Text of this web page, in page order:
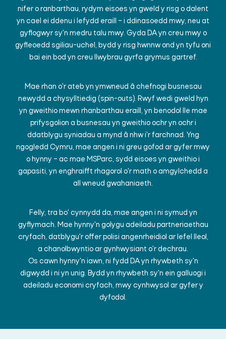
nifer o ranbarthau, rydym eisoes yn gweld y risg o dalent
yn cael ei ddenu i lefydd eraill – i ddinasoedd mwy, neu at
gyflogwyr sy'n medru talu mwy. Gyda DA yn creu mwy o
gyfleoedd sgiliau-uchel, bydd y risg hwnnw ond yn tyfu oni
bai ein bod yn creu llwybrau gyrfa grymus gartref.
Mae rhan o'r ateb yn ymwneud â chefnogi busnesau
newydd a chysylltiedig (spin-outs). Rwyf wedi gweld hyn
yn gweithio mewn rhanbarthau eraill, yn benodol lle mae
prifysgolion a busnesau yn gweithio ochr yn ochr i
ddatblygu syniadau a mynd â nhw i'r farchnad. Yng
ngogledd Cymru, mae angen i ni greu gofod ar gyfer mwy
o hynny – ac mae MSParc, sydd eisoes yn gweithio i
gapasiti, yn enghraifft rhagorol o'r math o amgylchedd a
all wneud gwahaniaeth.
Felly, tra bo' cynnydd da, mae angen i ni symud yn
gyflymach. Mae hynny'n golygu adeiladu partneriaethau
cryfach, datblygu'r offer polisi angenrheidiol ar lefel lleol,
a chanolbwyntio ar gynhwysiant o'r dechrau.
Os cawn hynny'n iawn, ni fydd DA yn rhywbeth sy'n
digwydd i ni yn unig. Bydd yn rhywbeth sy'n ein galluogi i
adeiladu economi cryfach, mwy cynhwysol ar gyfer y
dyfodol.